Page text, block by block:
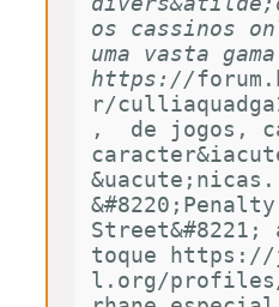
os cassinos
uma vasta gama
https://
r/
,  de jogos,
&uacute;nicas.
Street&#8221;
toque https://
l.org/profiles/